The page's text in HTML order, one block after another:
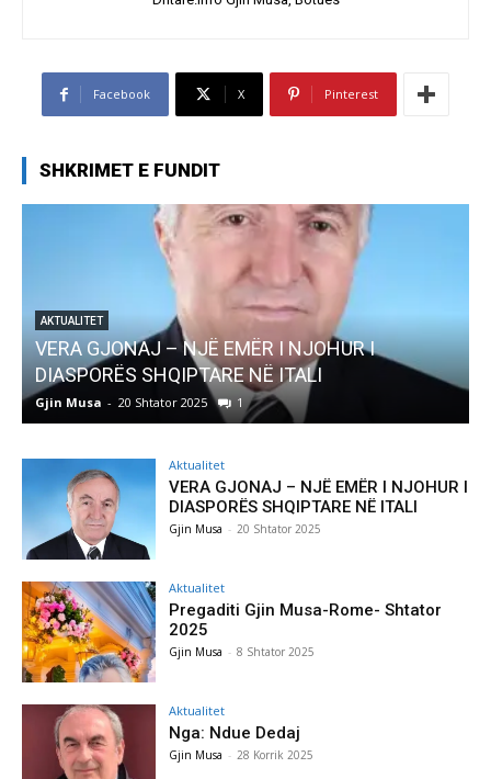
Facebook X Pinterest
SHKRIMET E FUNDIT
AKTUALITET
Pregaditi Gjin Musa-Rome- Shtator 2025
Gjin Musa - 8 Shtator 2025 0
Aktualitet
VERA GJONAJ – NJË EMËR I NJOHUR I
DIASPORËS SHQIPTARE NË ITALI
Gjin Musa - 20 Shtator 2025
Aktualitet
Pregaditi Gjin Musa-Rome- Shtator
2025
Gjin Musa - 8 Shtator 2025
Aktualitet
Nga: Ndue Dedaj
Gjin Musa - 28 Korrik 2025